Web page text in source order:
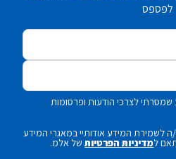
לפספס
לצרכי הודעות ופרסומות
לשמירת המידע אודותיי במאגרי המידע
למדיניות הפרטיותשל אלמ.